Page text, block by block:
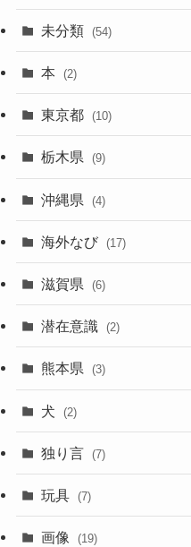
未分類 (54)
本 (2)
東京都 (10)
栃木県 (9)
沖縄県 (4)
海外なび (17)
滋賀県 (6)
潜在意識 (2)
熊本県 (3)
犬 (2)
独り言 (7)
玩具 (7)
画像 (19)